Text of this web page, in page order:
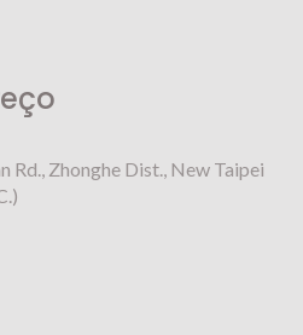
Rd., Zhonghe Dist., New Taipei